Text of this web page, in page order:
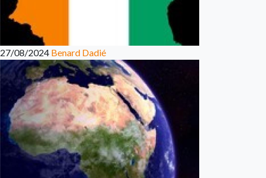
27/08/2024 Benard Dadié